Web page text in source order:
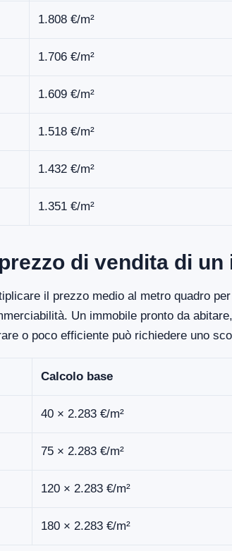
1.808 €/m²
1.706 €/m²
1.609 €/m²
1.518 €/m²
1.432 €/m²
1.351 €/m²
di vendita di un
il prezzo medio al metro quadro
Un immobile pronto da
o poco efficiente può richiedere uno
Calcolo base
40 × 2.283 €/m²
75 × 2.283 €/m²
120 × 2.283 €/m²
180 × 2.283 €/m²